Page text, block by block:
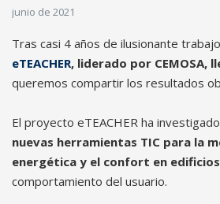
junio de 2021
Tras casi 4 años de ilusionante
eTEACHER, liderado por CEMOSA,
queremos compartir los resultados
El proyecto eTEACHER ha
nuevas herramientas TIC para la
energética y el confort en edificios
comportamiento del usuario.